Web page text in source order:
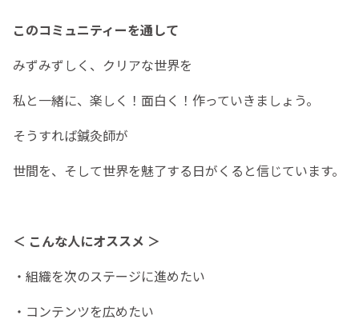
このコミュニティーを通して
みずみずしく、クリアな世界を
私と一緒に、楽しく！面白く！作っていきましょう。
そうすれば鍼灸師が
世間を、そして世界を魅了する日がくると信じています。
＜ こんな人にオススメ ＞
・組織を次のステージに進めたい
・コンテンツを広めたい